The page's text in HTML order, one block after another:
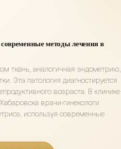
методы лечения в
ткань, аналогичная эндометрию,
Эта патология диагностируется
возраста. В клинике
врачи-гинекологи
используя современные